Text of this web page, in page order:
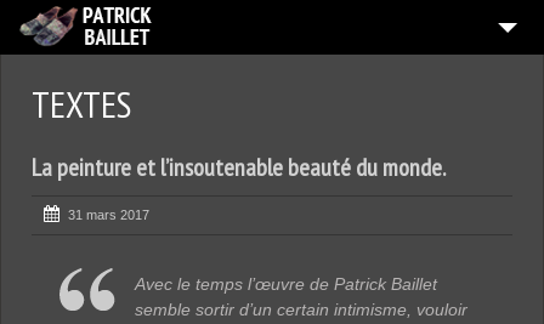
ATELIER
PEINTURES
TRAVAUX PAPIER
TEXTES
TEXTES
La peinture et l’insoutenable beauté du monde.
31 mars 2017
Avec le temps l’œuvre de Patrick Baillet
semble sortir d’un certain intimisme, vouloir